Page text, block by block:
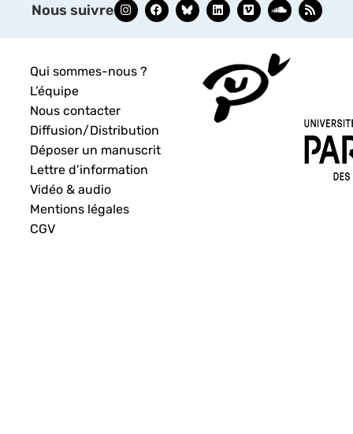
Nous suivre
Qui sommes-nous ?
L’équipe
Nous contacter
Diffusion/Distribution
Déposer un manuscrit
Lettre d’information
Vidéo & audio
Mentions légales
CGV